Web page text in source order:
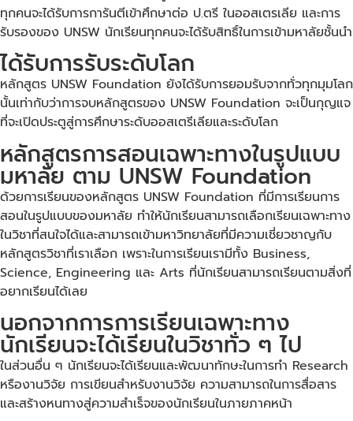
ทุกคนจะได้รับการการันตีเข้าศึกษาต่อ ป.ตรี ในออสเตรเลีย และการ
รับรองของ UNSW นักเรียนทุกคนจะได้รับสิทธิ์ในการเข้ามหาลัยชั้นนำ
ได้รับการรับระดับโลก
หลักสูตร UNSW Foundation ยังได้รับการยอมรับจากทั่วทุกมุมโลก
นั้นเท่ากับว่าการจบหลักสูตรของ UNSW Foundation จะเป็นกุญแจ
ที่จะเปิดประตูสู่การศึกษาระดับออสเตรีเลียและระดับโลก
หลักสูตรการสอนเฉพาะทางในรูปแบบ
มหาลัย ตาม UNSW Foundation
ด้วยการเรียนของหลักสูตร UNSW Foundation ที่มีการเรียนการ
สอนในรูปแบบของมหาลัย ทำให้นักเรียนสามารถเลือกเรียนเฉพาะทาง
ในวิชาที่สนใจได้และสามารถเข้ามหาวิทยาลัยที่มีความเชี่ยวชาญกับ
หลักสูตรวิชาที่เราเลือก เพราะในการเรียนเรามีทั้ง Business,
Science, Engineering และ Arts ที่นักเรียนสามารถเรียนตามสิ่งที่
อยากเรียนได้เลย
นอกจากการการเรียนเฉพาะทาง
นักเรียนจะได้เรียนในวิชาทั่ว ๆ ไป
ในส่วนอื่น ๆ นักเรียนจะได้เรียนและพัฒนาทักษะในการทำ Research
หรืองานวิจัย การเขียนสำหรับงานวิจัย ความสามารถในการสื่อสาร
และสร้างหนทางสู่ความสำเร็จของนักเรียนในภายภาคหน้า